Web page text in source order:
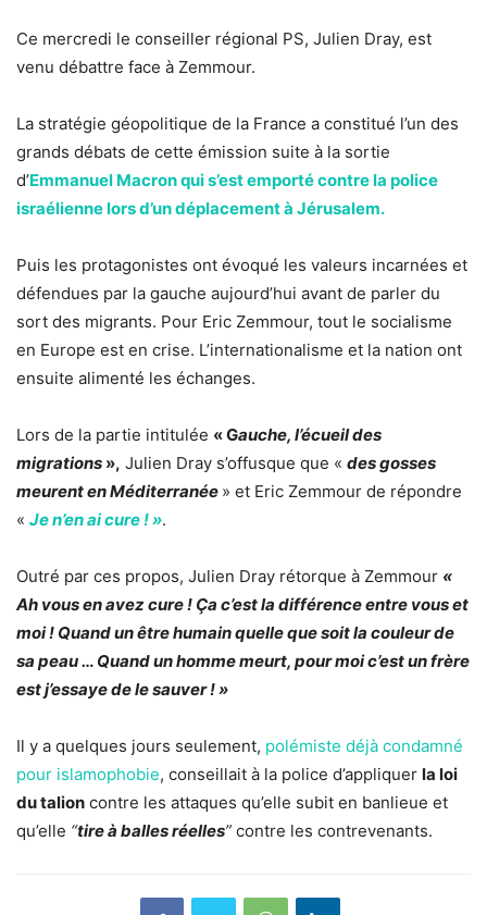
Ce mercredi le conseiller régional PS, Julien Dray, est
venu débattre face à Zemmour.
La stratégie géopolitique de la France a constitué l’un des
grands débats de cette émission suite à la sortie
d’Emmanuel Macron qui s’est emporté contre la police
israélienne lors d’un déplacement à Jérusalem.
Puis les protagonistes ont évoqué les valeurs incarnées et
défendues par la gauche aujourd’hui avant de parler du
sort des migrants. Pour Eric Zemmour, tout le socialisme
en Europe est en crise. L’internationalisme et la nation ont
ensuite alimenté les échanges.
Lors de la partie intitulée « Gauche, l’écueil des
migrations », Julien Dray s’offusque que « des gosses
meurent en Méditerranée » et Eric Zemmour de répondre
« Je n’en ai cure ! ».
Outré par ces propos, Julien Dray rétorque à Zemmour «
Ah vous en avez cure ! Ça c’est la différence entre vous et
moi ! Quand un être humain quelle que soit la couleur de
sa peau … Quand un homme meurt, pour moi c’est un frère
est j’essaye de le sauver ! »
Il y a quelques jours seulement, polémiste déjà condamné
pour islamophobie, conseillait à la police d’appliquer la loi
du talion contre les attaques qu’elle subit en banlieue et
qu’elle “tire à balles réelles” contre les contrevenants.